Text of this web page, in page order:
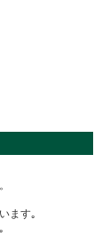
ます｡